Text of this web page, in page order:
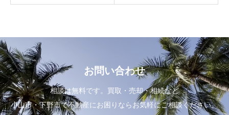
お問い合わせ
相談は無料です。買取・売却・相続など
小山市・下野市で不動産にお困りならお気軽にご相談ください。